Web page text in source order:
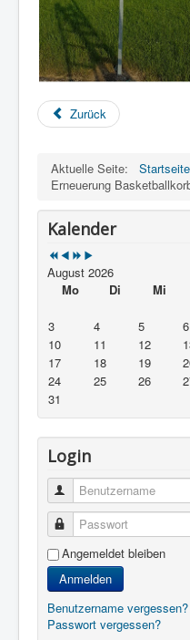
Zurück
Aktuelle Seite:
Startseite
Erneuerung
Kalender
August 2026
Mo
Di Mi
3
4 5 6
10
11 12
17
18 19
24
25 26
31
Login
Benutzername
Passwort
Angemeldet bleiben
Anmelden
Benutzername vergessen?
Passwort vergessen?